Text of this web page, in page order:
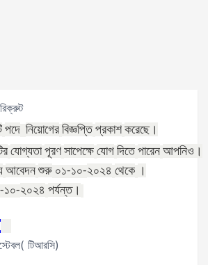
পদে নিয়োগের বিজ্ঞপ্তি প্রকাশ করেছে।
যোগ্যতা পূরণ সাপেক্ষে যোগ দিতে পারেন আপনিও।
আবেদন শুরু ০১-১০-২০২৪ থেকে ।
-১০-২০২৪ পর্যন্ত।
টিআরসি)